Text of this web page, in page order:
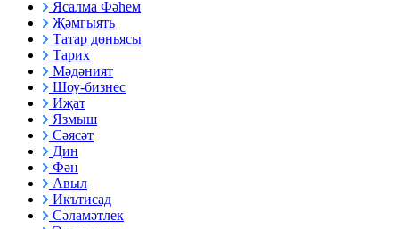
Ясалма Фәһем
Җәмгыять
Татар дөньясы
Тарих
Мәдәният
Шоу-бизнес
Иҗат
Язмыш
Сәясәт
Дин
Фән
Авыл
Икътисад
Сәламәтлек